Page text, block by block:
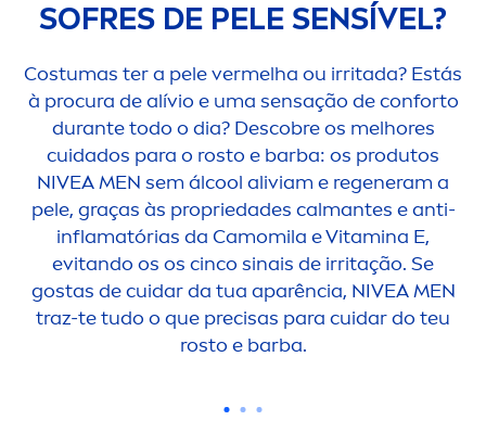
SOFRES DE PELE SENSÍVEL?
Costumas ter a pele vermelha ou irritada? Estás
à procura de alívio e uma sensação de conforto
durante todo o dia? Descobre os melhores
cuidados para o rosto e barba: os produtos
NIVEAMEN sem álcool aliviam e regeneram a
pele, graças às propriedades calmantes e anti-
inflamatórias da Camomila eVitamina E,
evitando os os cinco sinais de irritação. Se
gostas de cuidar da tua aparência, NIVEA MEN
traz-te tudo o que precisas para cuidar do teu
rosto e barba.